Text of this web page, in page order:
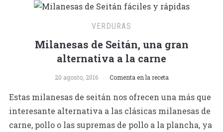
VERDURAS
Milanesas de Seitán, una gran
alternativa a la carne
20 agosto, 2016 Comenta en la receta
Estas milanesas de seitán nos ofrecen una más que
interesante alternativa a las clásicas milanesas de
carne, pollo o las supremas de pollo a la plancha, ya